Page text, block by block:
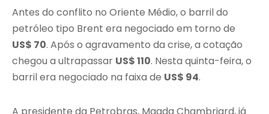
Antes do conflito no Oriente Médio, o barril do
petróleo tipo Brent era negociado em torno de
US$ 70. Após o agravamento da crise, a cotação
chegou a ultrapassar US$ 110. Nesta quinta-feira, o
barril era negociado na faixa de US$ 94.